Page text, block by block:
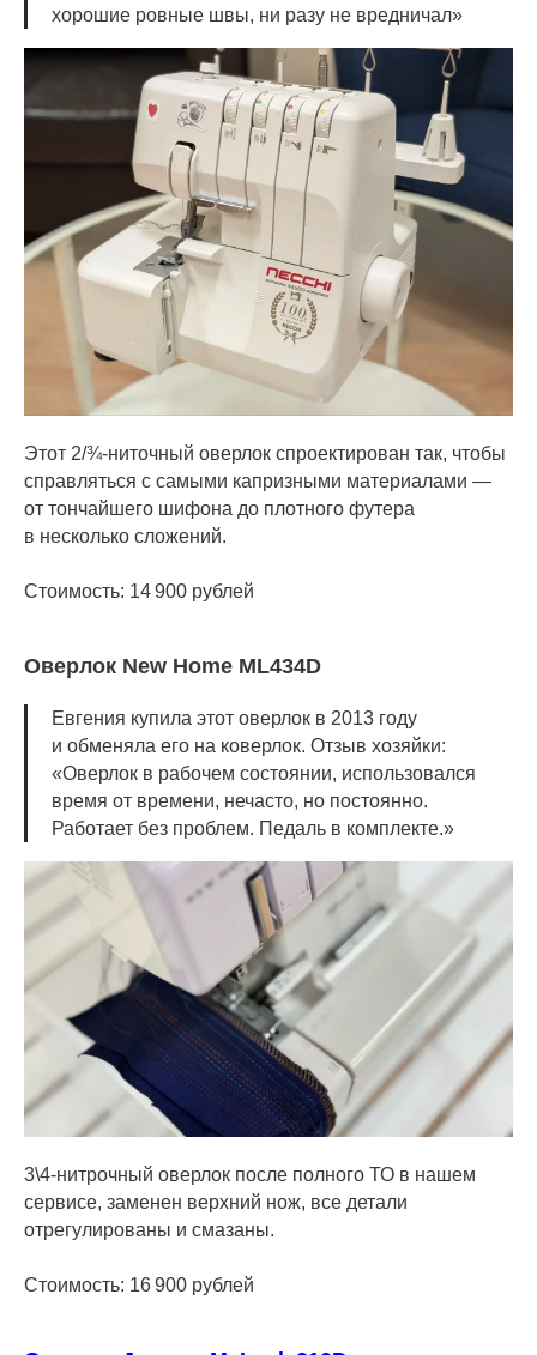
хорошие ровные швы, ни разу не вредничал»
Этот 2/¾-ниточный оверлок спроектирован так, чтобы
справляться с самыми капризными материалами —
от тончайшего шифона до плотного футера
в несколько сложений.
Стоимость: 14 900 рублей
Оверлок New Home ML434D
Евгения купила этот оверлок в 2013 году
и обменяла его на коверлок. Отзыв хозяйки:
«Оверлок в рабочем состоянии, использовался
время от времени, нечасто, но постоянно.
Работает без проблем. Педаль в комплекте.»
3\4-нитрочный оверлок после полного ТО в нашем
сервисе, заменен верхний нож, все детали
отрегулированы и смазаны.
Стоимость: 16 900 рублей